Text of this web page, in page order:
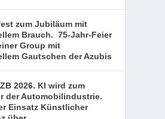
zum Jubiläum mit
Brauch. 75-Jahr-Feier
Group mit
Gautschen der Azubis
2026. KI wird zum
der Automobilindustrie.
Einsatz Künstlicher